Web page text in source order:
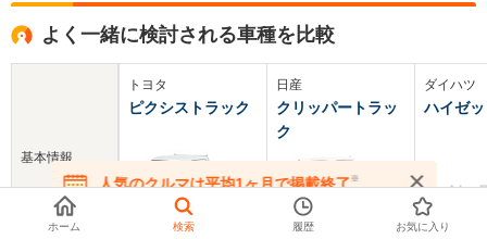
よく一緒に検討される車種を比較
基本情報
トヨタ
ピクシストラック
日産
クリッパートラッ
ク
ダイハツ
ハイゼ
人気のクルマは平均1ヶ月で掲載終了※
在庫が無くなる前にお問い合わせください
ホーム 検索 履歴 お気に入り